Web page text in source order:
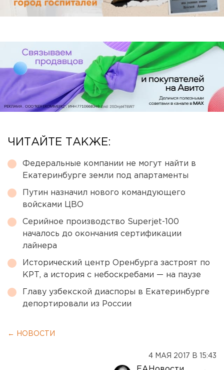
ЧИТАЙТЕ ТАКЖЕ:
Федеральные компании не могут найти в
Екатеринбурге земли под апартаменты
Путин назначил нового командующего
войсками ЦВО
Серийное производство Superjet-100
началось до окончания сертификации
лайнера
Исторический центр Оренбурга застроят по
КРТ, а история с небоскребами — на паузе
Главу узбекской диаспоры в Екатеринбурге
депортировали из России
← НОВОСТИ
4 МАЯ 2017 В 15:43